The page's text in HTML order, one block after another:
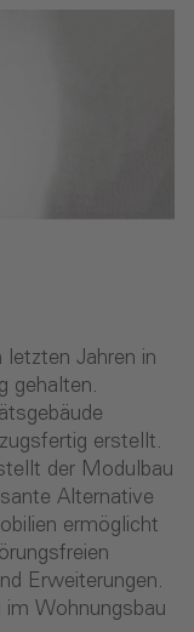
letzten Jahren in
gehalten.
erstellt.
der Modulbau
Alternative
ermöglicht
Erweiterungen.
im Wohnungsbau